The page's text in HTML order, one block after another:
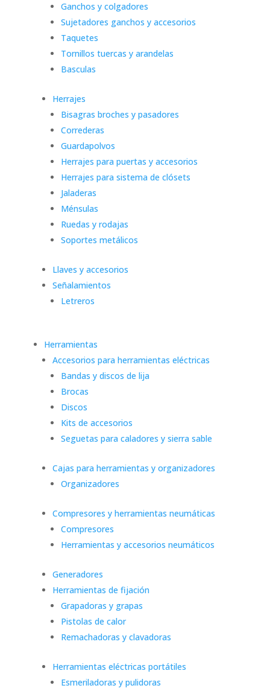
Ganchos y colgadores
Sujetadores ganchos y accesorios
Taquetes
Tornillos tuercas y arandelas
Basculas
Herrajes
Bisagras broches y pasadores
Correderas
Guardapolvos
Herrajes para puertas y accesorios
Herrajes para sistema de clósets
Jaladeras
Ménsulas
Ruedas y rodajas
Soportes metálicos
Llaves y accesorios
Señalamientos
Letreros
Herramientas
Accesorios para herramientas eléctricas
Bandas y discos de lija
Brocas
Discos
Kits de accesorios
Seguetas para caladores y sierra sable
Cajas para herramientas y organizadores
Organizadores
Compresores y herramientas neumáticas
Compresores
Herramientas y accesorios neumáticos
Generadores
Herramientas de fijación
Grapadoras y grapas
Pistolas de calor
Remachadoras y clavadoras
Herramientas eléctricas portátiles
Esmeriladoras y pulidoras